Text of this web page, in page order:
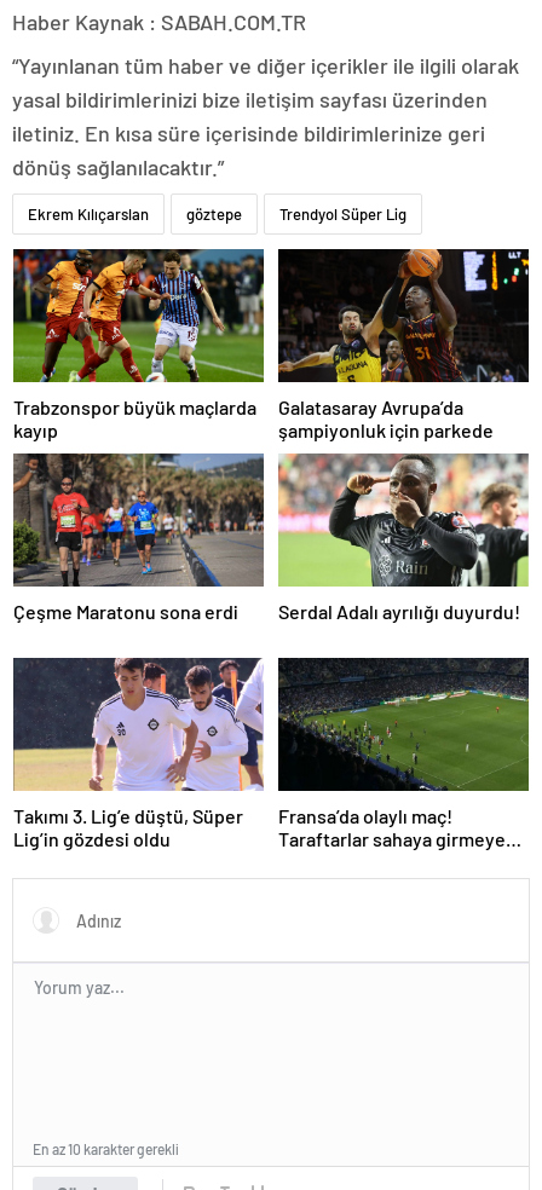
Haber Kaynak : SABAH.COM.TR
“Yayınlanan tüm haber ve diğer içerikler ile ilgili olarak
yasal bildirimlerinizi bize iletişim sayfası üzerinden
iletiniz. En kısa süre içerisinde bildirimlerinize geri
dönüş sağlanılacaktır.”
Ekrem Kılıçarslan göztepe Trendyol Süper Lig
Trabzonspor büyük maçlarda
kayıp
Galatasaray Avrupa’da
şampiyonluk için parkede
Çeşme Maratonu sona erdi Serdal Adalı ayrılığı duyurdu!
Takımı 3. Lig’e düştü, Süper
Lig’in gözdesi oldu
Fransa’da olaylı maç!
Taraftarlar sahaya girmeye
En az 10 karakter gerekli